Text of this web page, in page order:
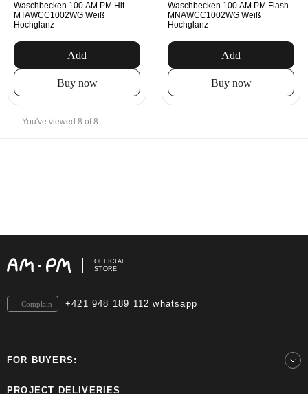
Waschbecken 100 AM.PM Hit
MTAWCC1002WG Weiß
Hochglanz
Add
Buy now
Waschbecken 100 AM.PM Flash
MNAWCC1002WG Weiß
Hochglanz
Add
Buy now
You've viewed 8 of 8
OFFICIAL
STORE
+421 948 189 112 whatsapp
Complain
FOR BUYERS:
PROJECT DELIVERIES